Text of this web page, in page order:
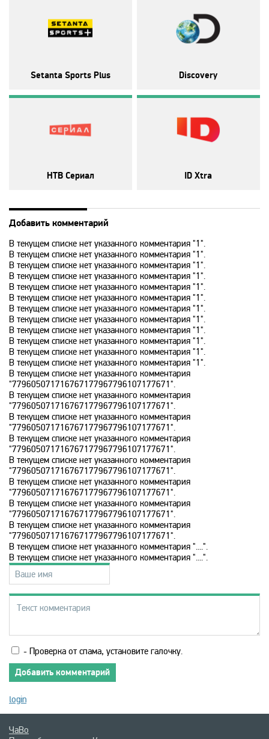
Fox Life
History 2
Hollywood
ICTV
ID Xtra
Kazakh TV KZ
KazSport
MTV 00s
MTV 80s
MTV Hits
Nat Geo Wild
National Geographic
Nickelodeon
Setanta Sports Plus Discovery
НТВ Сериал ID Xtra
Добавить комментарий
В текущем списке нет указанного комментария "1".
В текущем списке нет указанного комментария "1".
В текущем списке нет указанного комментария "1".
В текущем списке нет указанного комментария "1".
В текущем списке нет указанного комментария "1".
В текущем списке нет указанного комментария "1".
В текущем списке нет указанного комментария "1".
В текущем списке нет указанного комментария "1".
В текущем списке нет указанного комментария "1".
В текущем списке нет указанного комментария "1".
В текущем списке нет указанного комментария "1".
В текущем списке нет указанного комментария "1".
В текущем списке нет указанного комментария
"779605071716767177967796107177671".
В текущем списке нет указанного комментария
"779605071716767177967796107177671".
В текущем списке нет указанного комментария
"779605071716767177967796107177671".
В текущем списке нет указанного комментария
"779605071716767177967796107177671".
В текущем списке нет указанного комментария
"779605071716767177967796107177671".
В текущем списке нет указанного комментария
"779605071716767177967796107177671".
В текущем списке нет указанного комментария
"779605071716767177967796107177671".
В текущем списке нет указанного комментария
"779605071716767177967796107177671".
В текущем списке нет указанного комментария "....".
В текущем списке нет указанного комментария "....".
- Проверка от спама, установите галочку.
Добавить комментарий
login
ЧаВо